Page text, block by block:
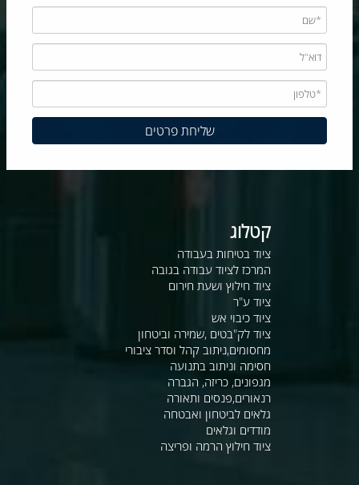
קטלוג
ציוד בטיחות בעבודה
המרכז לציוד עבודה בגובה
ציוד חילוץ ושעת חירום
ציוד ע"ר
ציוד כיבוי אש
ציוד לק"בטים ,שמירה וביטחון
מחסומים,ניתוב קהל וסדר ציבורי
חסימה וניתוב בתנועה
מגפונים, כריזה, הגברה
רנאורים,פנסים ותאורה
גלאים לביטחון ואבטחה
מודדים וגלאים
ציוד חילוץ הרמה ופריצה